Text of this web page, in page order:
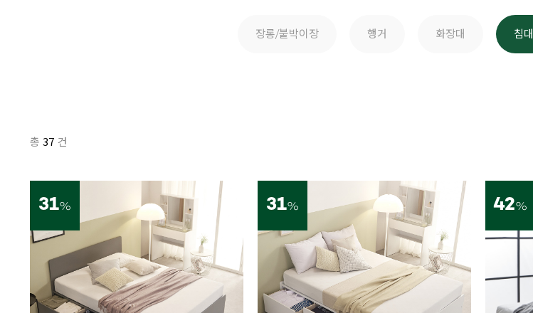
장롱/붙박이장 행거 화장대 침대
총 37 건
31% 31% 42%